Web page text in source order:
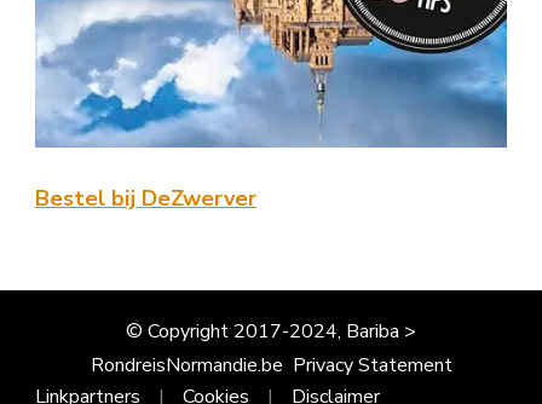
Bestel bij DeZwerver
© Copyright 2017-2024, Bariba >
RondreisNormandie.be Privacy Statement
Linkpartners
Cookies Disclaimer